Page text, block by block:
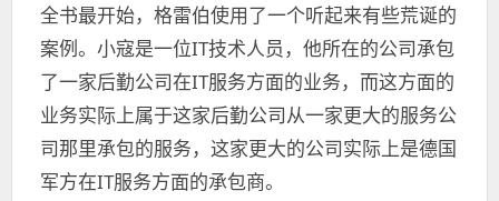
全书最开始，格雷伯使用了一个听起来有些荒诞的
案例。小寇是一位IT技术人员，他所在的公司承包
了一家后勤公司在IT服务方面的业务，而这方面的
业务实际上属于这家后勤公司从一家更大的服务公
司那里承包的服务，这家更大的公司实际上是德国
军方在IT服务方面的承包商。